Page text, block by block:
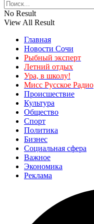
No Result
View All Result
Главная
Новости Сочи
Рыбный эксперт
Летний отдых
Ура, в школу!
Мисс Русское Радио
Происшествие
Культура
Общество
Спорт
Политика
Бизнес
Социальная сфера
Важное
Экономика
Реклама